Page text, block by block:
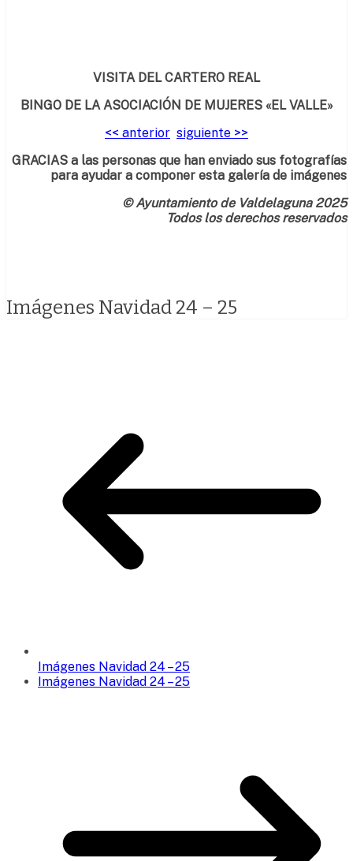
VISITA DEL CARTERO REAL
BINGO DE LA ASOCIACIÓN DE MUJERES «EL VALLE»
<< anterior siguiente >>
GRACIAS a las personas que han enviado sus fotografías
para ayudar a componer esta galería de imágenes
© Ayuntamiento de Valdelaguna 2025
Todos los derechos reservados
Imágenes Navidad 24 – 25
Imágenes Navidad 24 – 25
Imágenes Navidad 24 – 25